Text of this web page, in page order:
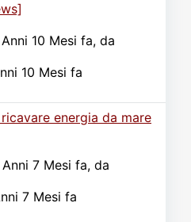
10 Mesi fa, da
10 Mesi fa
energia da mare
7 Mesi fa, da
7 Mesi fa